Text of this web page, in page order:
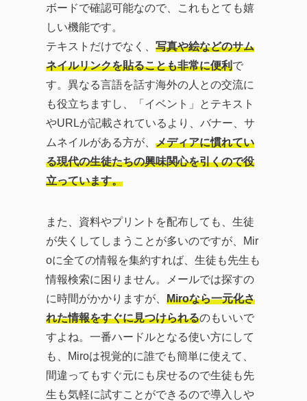
ボードで確認可能なので、これもとても嬉
しい機能です。
テキストだけでなく、 写真や絵などのサム
ネイルリンクを貼ることも非常に便利で
す。異なる言語を話す海外の人との交流に
も役立ちますし、「イベント」とテキスト
やURLが記載されているより、バナー、サ
ムネイルがある方が、 メディアに慣れてい
る現代の生徒たちの興味関心を引くので役
立っています。
また、資料やプリントを配布しても、生徒
が失くしてしまうことが多いのですが、Mir
oに全ての情報を集約すれば、生徒も先生も
情報検索に困りません。メールでは探すの
に時間がかかりますが、 Miroなら一元化さ
れた情報をすぐに見つけられるのもいいで
すよね。一番ハードルとなる使い方にして
も、Miroは視覚的に誰でも簡単に使えて、
間違ってもすぐ元にも戻せるので生徒も先
生も気軽に試すことができるので導入しや